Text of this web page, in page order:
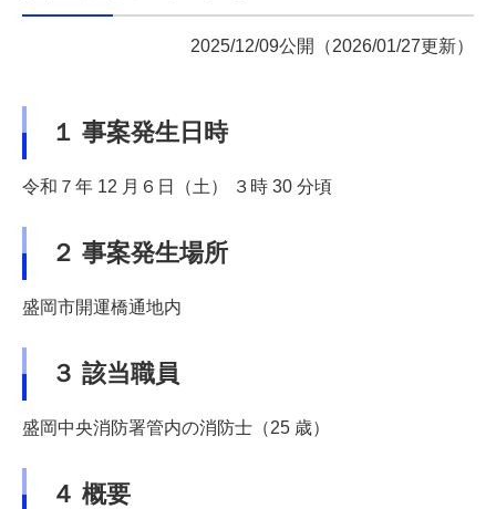
2025/12/09公開 （2026/01/27更新）
１ 事案発生日時
令和７年 12 月６日（土） ３時 30 分頃
２ 事案発生場所
盛岡市開運橋通地内
３ 該当職員
盛岡中央消防署管内の消防士（25 歳）
４ 概要